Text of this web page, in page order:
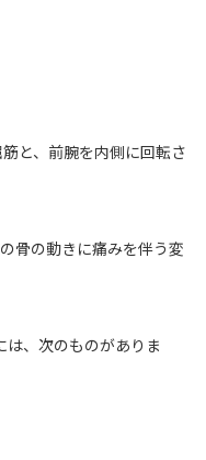
と、前腕を内側に回転さ
骨の動きに痛みを伴う変
、次のものがありま